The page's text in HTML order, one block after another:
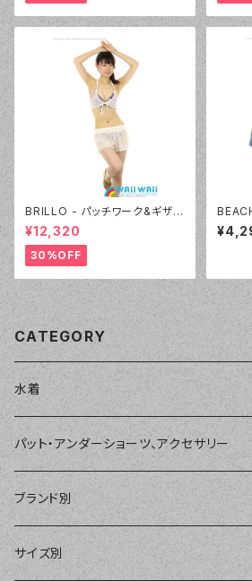
BRILLO - パッチワーク&ギザギ
ザニット キュロパンセット（330
6 - 75:ネイビーブルー）
¥12,320
30%OFF
ーリン
- 80:ブ
CATEGORY
水着
単品
ショートパンツ、ボードショーツ
パーカー、ラッシュパーカー
ワンピース・モノキニ
ナチュラルタンキニ
ナチュラルタンキニ
パット・アンダーショーツ、アクセサリー
パット
アンダーショーツ
ブランド別
BEACH QUEEN
サイズ別